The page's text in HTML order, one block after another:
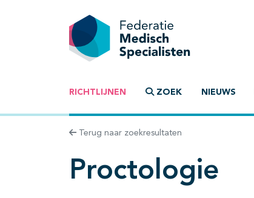
RICHTLIJNEN ZOEK NIEUWS
Terug naar zoekresultaten
Proctologie